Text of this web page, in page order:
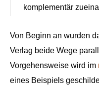
komplementär
Von Beginn an wurden
Verlag beide Wege
Vorgehensweise wird im
eines Beispiels